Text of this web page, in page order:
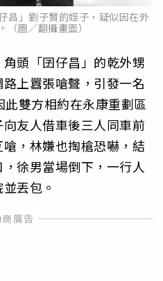
昌」劉子賢的姪子，疑似因在外
（圖／翻攝畫面）
頭「囝仔昌」的乾外甥
路上囂張嗆聲，引發一名
雙方相約在永康重劃區
友人借車後三人同車前
，林嫌也掏槍恐嚇，結
徐男當場倒下，一行人
丟包。